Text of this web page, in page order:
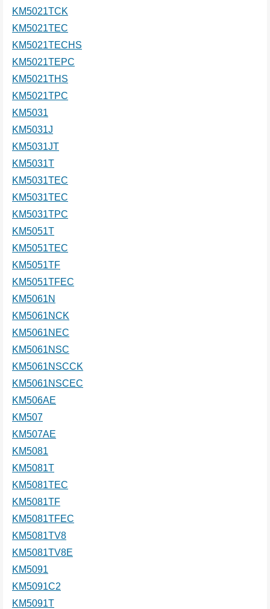
KM5021TCK
KM5021TEC
KM5021TECHS
KM5021TEPC
KM5021THS
KM5021TPC
KM5031
KM5031J
KM5031JT
KM5031T
KM5031TEC
KM5031TEC
KM5031TPC
KM5051T
KM5051TEC
KM5051TF
KM5051TFEC
KM5061N
KM5061NCK
KM5061NEC
KM5061NSC
KM5061NSCCK
KM5061NSCEC
KM506AE
KM507
KM507AE
KM5081
KM5081T
KM5081TEC
KM5081TF
KM5081TFEC
KM5081TV8
KM5081TV8E
KM5091
KM5091C2
KM5091T